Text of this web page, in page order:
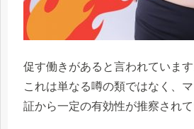
促す働きがあると言われています
これは単なる噂の類ではなく、
証から一定の有効性が推察されて